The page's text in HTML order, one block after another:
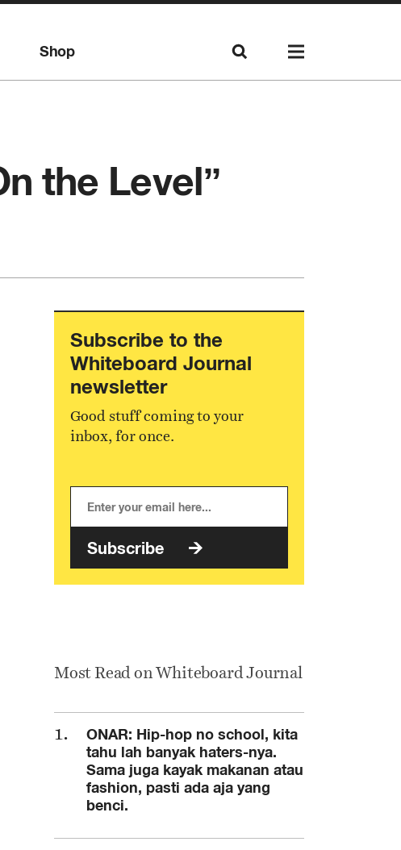
Shop
the Level”
Subscribe to the
Whiteboard Journal
newsletter
Good stuff coming to your
inbox, for once.
Subscribe
Most Read on Whiteboard Journal
ONAR: Hip-hop no school, kita
tahu lah banyak haters-nya.
Sama juga kayak makanan atau
fashion, pasti ada aja yang
benci.